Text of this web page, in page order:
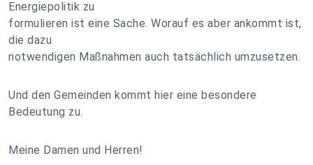
Energiepolitik zu
formulieren ist eine Sache. Worauf es aber ankommt ist,
die dazu
notwendigen Maßnahmen auch tatsächlich umzusetzen.
Und den Gemeinden kommt hier eine besondere
Bedeutung zu.
Meine Damen und Herren!